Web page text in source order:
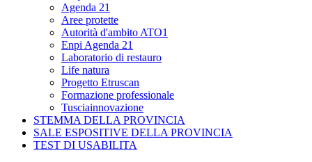
Agenda 21
Aree protette
Autorità d'ambito ATO1
Enpi Agenda 21
Laboratorio di restauro
Life natura
Progetto Etruscan
Formazione professionale
Tusciainnovazione
STEMMA DELLA PROVINCIA
SALE ESPOSITIVE DELLA PROVINCIA
TEST DI USABILITA